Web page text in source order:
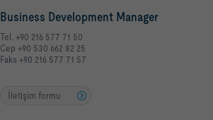
Business Development Manager
Tel. +90 216 577 71 50
Cep +90 530 662 82 25
Faks +90 216 577 71 57
İletişim formu